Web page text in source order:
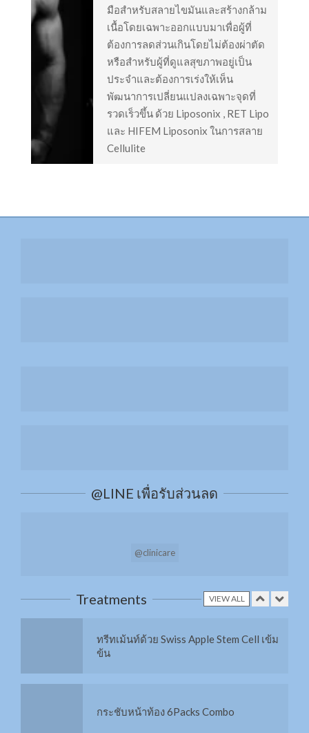
มือสำหรับสลายไขมันและสร้างกล้าม
เนื้อโดยเฉพาะออกแบบมาเพื่อผู้ที่
ต้องการลดส่วนเกินโดยไม่ต้องผ่าตัด
หรือสำหรับผู้ที่ดูแลสุขภาพอยู่เป็น
ประจำและต้องการเร่งให้เห็น
พัฒนาการเปลี่ยนแปลงเฉพาะจุดที่
รวดเร็วขึ้น ด้วย Liposonix , RET Lipo
และ HIFEM Liposonix ในการสลาย
Cellulite
@LINE เพื่อรับส่วนลด
@clinicare
Treatments VIEW ALL
สร้าง 6 Pack HIFEM
หน้าใสด้วย Laser CO2
กระชับหน้าท้อง 6Packs Combo
X3 สลาย Cellulite